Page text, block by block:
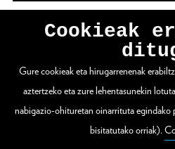
20003 Donostia / San
T. (00 34) 943 48 15 80
Cookieak
Gure cookieak eta hirugarrenenak
aztertzeko eta zure lehentasunekin
nabigazio-ohituretan oinarrituta
bisitatutako orriak).